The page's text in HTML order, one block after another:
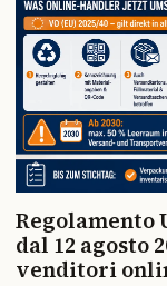
Regolamento
dal 12 agosto
venditori